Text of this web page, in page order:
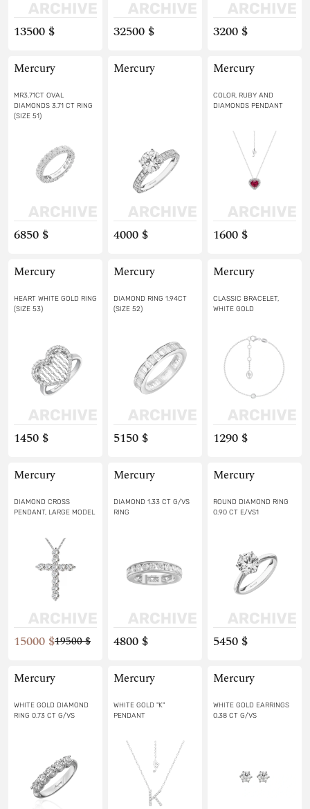
13500 $ 32500 $ 3200 $
Mercury
MR3.71CT OVAL
DIAMONDS 3.71 CT RING
(SIZE 51)
6850 $
Mercury
4000 $
Mercury
COLOR, RUBY AND
DIAMONDS PENDANT
1600 $
Mercury
HEART WHITE GOLD RING
(SIZE 53)
1450 $
Mercury
DIAMOND RING 1.94CT
(SIZE 52)
5150 $
Mercury
CLASSIC BRACELET,
WHITE GOLD
1290 $
Mercury
DIAMOND CROSS
PENDANT, LARGE MODEL
15000 $19500 $
Mercury
DIAMOND 1.33 CT G/VS
RING
4800 $
Mercury
ROUND DIAMOND RING
0.90 CT E/VS1
5450 $
Mercury
WHITE GOLD DIAMOND
RING 0.73 CT G/VS
Mercury
WHITE GOLD "K"
PENDANT
Mercury
WHITE GOLD EARRINGS
0.38 CT G/VS